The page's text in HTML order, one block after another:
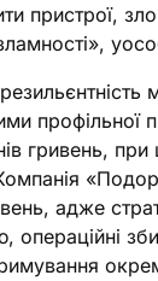
пристрої,
гривень,
адже